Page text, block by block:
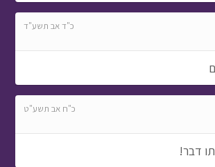
כ"ד אב תשע"ד
כ"ח אב תשע"ט
דבר!